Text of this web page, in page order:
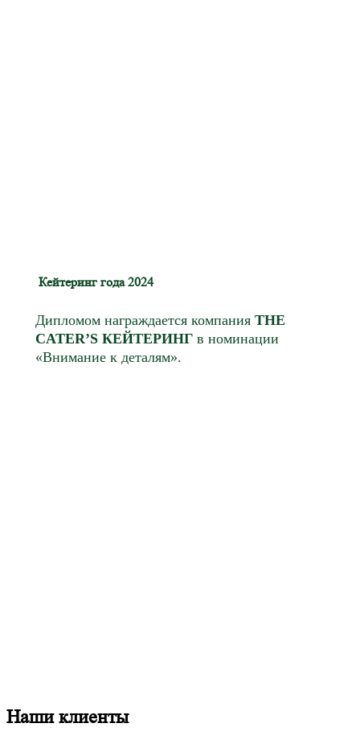
Кейтеринг года 2024
Дипломом награждается компания THE
CATER’S КЕЙТЕРИНГ в номинации
«Внимание к деталям».
Наши клиенты